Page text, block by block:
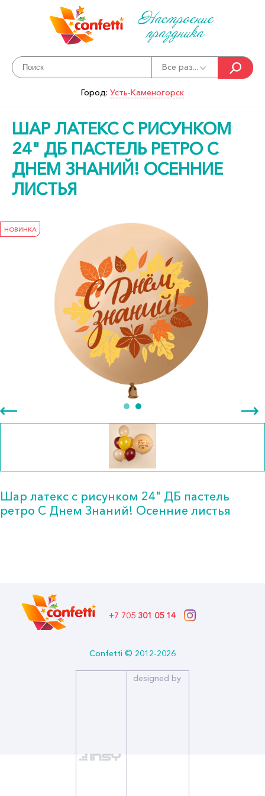
Настроение
праздника
Все раз...
Город: Усть-Каменогорск
ШАР ЛАТЕКС С РИСУНКОМ
24" ДБ ПАСТЕЛЬ РЕТРО С
ДНЕМ ЗНАНИЙ! ОСЕННИЕ
ЛИСТЬЯ
НОВИНКА
Шар латекс с рисунком 24" ДБ пастель
ретро С Днем Знаний! Осенние листья
Формат: *Шар воздушный
Описание:
Размер (дюйм): 24
Воздушные шары из натурального латекса, идеально подходят
+7 705 301 05 14
Confetti © 2012-2026
designed by